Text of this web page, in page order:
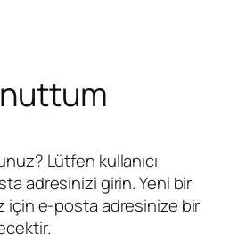
Lütfen kullanıcı
adresinizi girin. Yeni bir
için e-posta adresinize bir